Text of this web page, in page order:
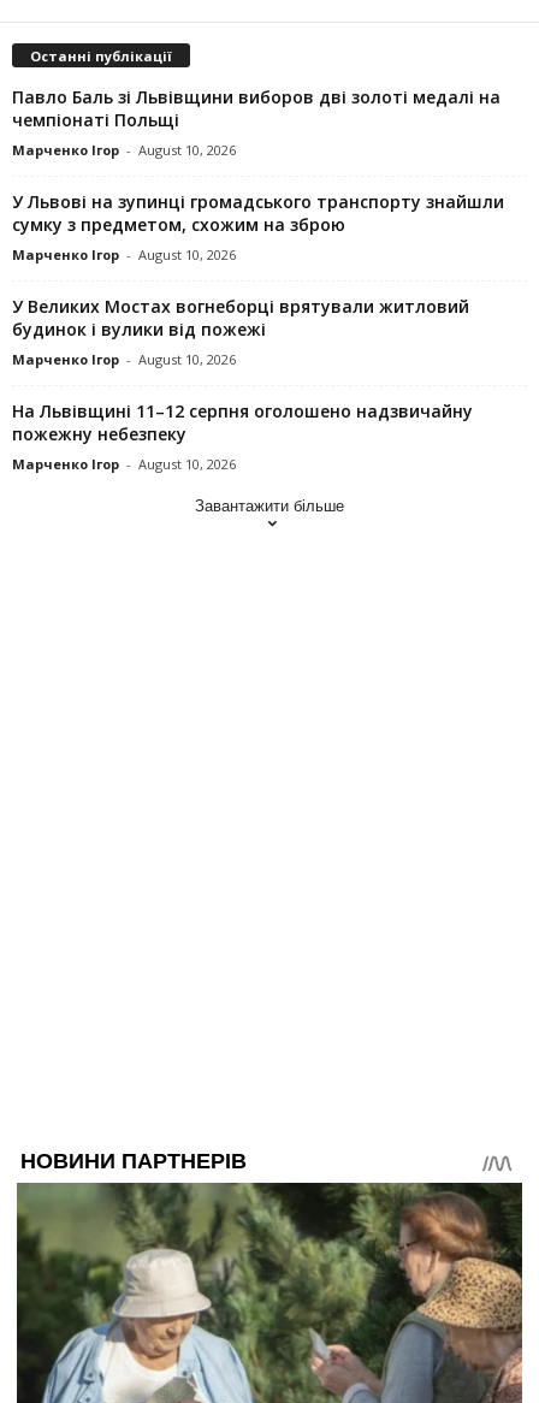
Останні публікації
Павло Баль зі Львівщини виборов дві золоті медалі на
чемпіонаті Польщі
Марченко Ігор - August 10, 2026
У Львові на зупинці громадського транспорту знайшли
сумку з предметом, схожим на зброю
Марченко Ігор - August 10, 2026
У Великих Мостах вогнеборці врятували житловий
будинок і вулики від пожежі
Марченко Ігор - August 10, 2026
На Львівщині 11–12 серпня оголошено надзвичайну
пожежну небезпеку
Марченко Ігор - August 10, 2026
Завантажити більше